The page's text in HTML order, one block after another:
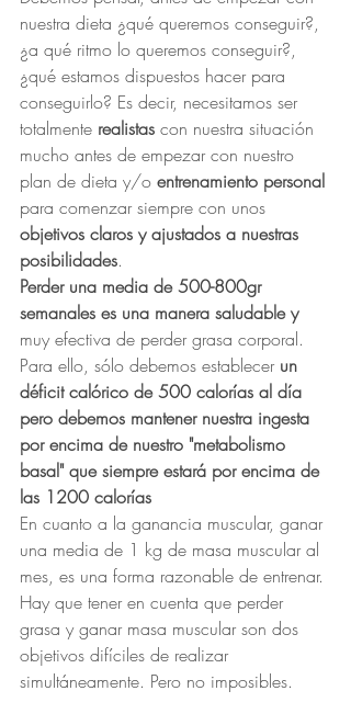
nuestra dieta ¿qué queremos conseguir?,
¿a qué ritmo lo queremos conseguir?,
¿qué estamos dispuestos hacer para
conseguirlo? Es decir, necesitamos ser
totalmente realistas con nuestra situación
mucho antes de empezar con nuestro
plan de dieta y/o entrenamiento personal
para comenzar siempre con unos
objetivos claros y ajustados a nuestras
posibilidades.
Perder una media de 500-800gr
semanales es una manera saludable y
muy efectiva de perder grasa corporal.
Para ello, sólo debemos establecer un
déficit calórico de 500 calorías al día
pero debemos mantener nuestra ingesta
por encima de nuestro "metabolismo
basal" que siempre estará por encima de
las 1200 calorías
En cuanto a la ganancia muscular, ganar
una media de 1 kg de masa muscular al
mes, es una forma razonable de entrenar.
Hay que tener en cuenta que perder
grasa y ganar masa muscular son dos
objetivos difíciles de realizar
simultáneamente. Pero no imposibles.